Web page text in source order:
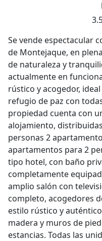
Se vende espectacular
de Montejaque, en
de naturaleza y
actualmente en
rústico y acogedor,
refugio de paz con
propiedad cuenta con
alojamiento,
personas 2
apartamentos para 2
tipo hotel, con baño
completamente
amplio salón con
completo, acogedores
estilo rústico y
madera y muros de
estancias. Todas las